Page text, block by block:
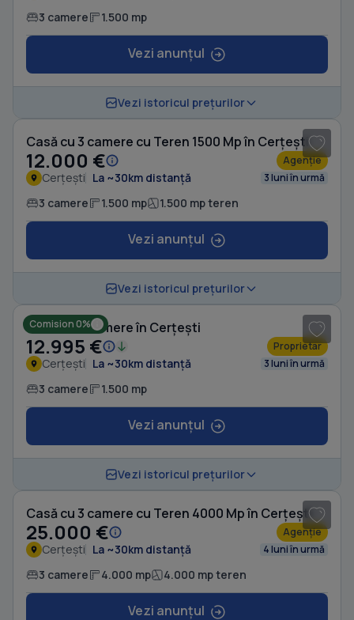
3 camere 1.500 mp
Vezi anunțul
Vezi istoricul prețurilor
Casă cu 3 camere cu Teren 1500 Mp în Cerțești
12.000 € Agenție
Cerțești La ~30km distanță 3 luni în urmă
3 camere 1.500 mp 1.500 mp teren
Vezi anunțul
Vezi istoricul prețurilor
Comision 0%
Casă cu 3 camere în Cerțești
12.995 € Proprietar
Cerțești La ~30km distanță 3 luni în urmă
3 camere 1.500 mp
Vezi anunțul
Vezi istoricul prețurilor
Casă cu 3 camere cu Teren 4000 Mp în Cerțești
25.000 € Agenție
Cerțești La ~30km distanță 4 luni în urmă
3 camere 4.000 mp 4.000 mp teren
Vezi anunțul